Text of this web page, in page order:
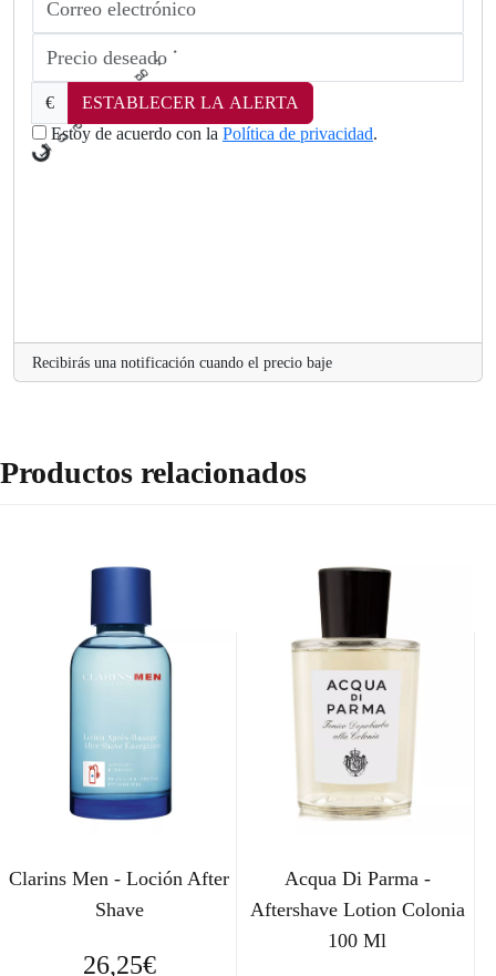
€
ESTABLECER LA ALERTA
Estoy de acuerdo con la Política de privacidad.
L
o
.
Recibirás una notificación cuando el precio baje
Productos relacionados
Clarins Men - Loción After
Shave
26,25€
Acqua Di Parma -
Aftershave Lotion Colonia
100 Ml